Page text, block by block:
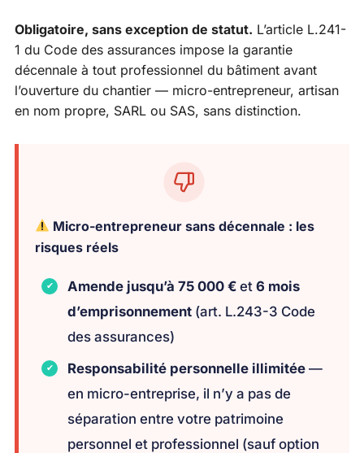
Obligatoire, sans exception de statut. L’article L.241-
1 du Code des assurances impose la garantie
décennale à tout professionnel du bâtiment avant
l’ouverture du chantier — micro-entrepreneur, artisan
en nom propre, SARL ou SAS, sans distinction.
Micro-entrepreneur sans décennale : les
risques réels
Amende jusqu’à 75 000 € et 6 mois
d’emprisonnement (art. L.243-3 Code
des assurances)
Responsabilité personnelle illimitée —
en micro-entreprise, il n’y a pas de
séparation entre votre patrimoine
personnel et professionnel (sauf option